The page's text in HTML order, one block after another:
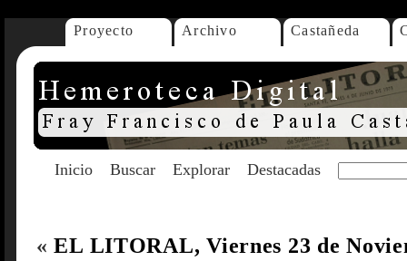
Proyecto Archivo Castañeda
Inicio Buscar Explorar Destacadas
« EL LITORAL, Viernes 23 de